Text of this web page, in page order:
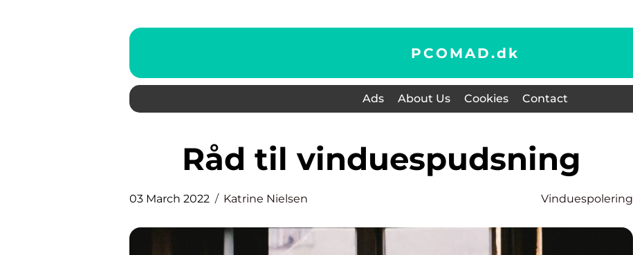
PCOMAD.dk
Ads About Us Cookies Contact
Råd til vinduespudsning
03 March 2022 Katrine Nielsen Vinduespolering